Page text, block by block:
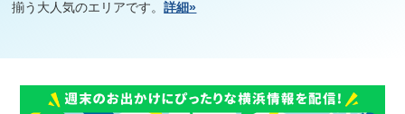
揃う大人気のエリアです。詳細»